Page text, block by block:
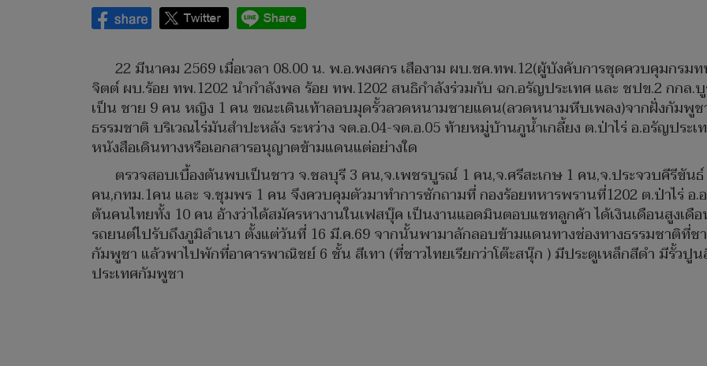
22 มีนาคม 2569 เมื่อเวลา 08.00 น. พ.อ.พงศกร เสืองาม ผบ.ชค.ทพ.12(ผู้บังคับการชุดควบคุมกรม
จิตต์ ผบ.ร้อย ทพ.1202 นำกำลังพล ร้อย ทพ.1202 สนธิกำลังร่วมกับ ฉก.อรัญประเทศ และ ชปข.2 กก
เป็น ชาย 9 คน หญิง 1 คน ขณะเดินเท้าลอบมุดรั้วลวดหนามชายแดน(ลวดหนามหีบเพลง)จากฝั่งกัมพูชา
ธรรมชาติ บริเวณไร่มันสำปะหลัง ระหว่าง จต.อ.04-จต.อ.05 ท้ายหมู่บ้านภูน้ำเกลี้ยง ต.ป่าไร่ อ.อรัญประ
หนังสือเดินทางหรือเอกสารอนุญาตข้ามแดนแต่อย่างใด
ตรวจสอบเบื้องต้นพบเป็นชาว จ.ชลบุรี 3 คน,จ.เพชรบูรณ์ 1 คน,จ.ศรีสะเกษ 1 คน,จ.ประจวบคีรีขัน
คน,กทม.1คน และ จ.ชุมพร 1 คน จึงควบคุมตัวมาทำการซักถามที่ กองร้อยทหารพรานที่1202 ต.ป่าไร่ อ.
ต้นคนไทยทั้ง 10 คน อ้างว่าได้สมัครหางานในเฟสบุ๊ค เป็นงานแอดมินตอบแชทลูกค้า ได้เงินเดือนสูงเดื
รถยนต์ไปรับถึงภูมิลำเนา ตั้งแต่วันที่ 16 มี.ค.69 จากนั้นพามาลักลอบข้ามแดนทางช่องทางธรรมชาติที่ช
กัมพูชา แล้วพาไปพักที่อาคารพาณิชย์ 6 ชั้น สีเทา (ที่ชาวไทยเรียกว่าโต๊ะสนุ๊ก ) มีประตูเหล็กสีดำ มีรั้วปู
ประเทศกัมพูชา